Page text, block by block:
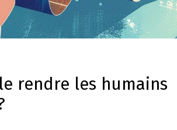
rendre les humains